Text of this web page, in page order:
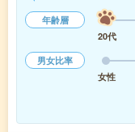
年齢層
20代
男女比率
女性